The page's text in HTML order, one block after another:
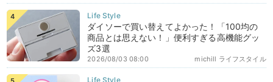
ダイソーで買い替えてよかった！「100均の
商品とは思えない！」便利すぎる高機能グッ
ズ3選
michill ライフスタイル
2026/08/03 08:00